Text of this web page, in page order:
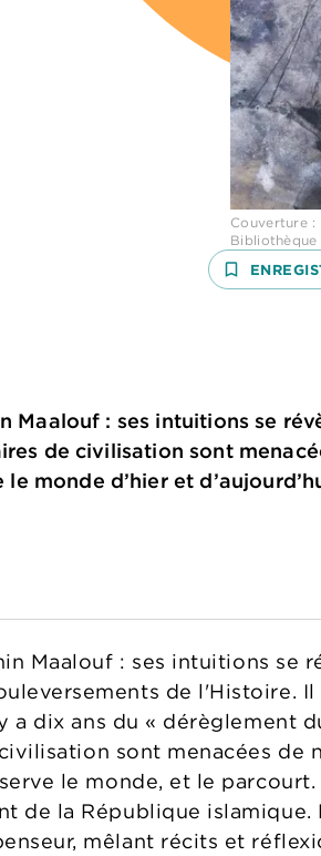
Couverture
bookmark_border
Maalouf : ses intuitions se
de civilisation sont
monde d’hier et
Maalouf : ses intuitions se
de l'Histoire.
dix ans du « dérèglement
sont menacées de
le monde, et le
de la République
mêlant récits et